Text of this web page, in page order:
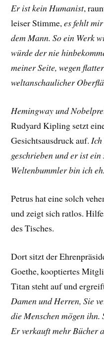
Er ist kein Humanist,
leiser Stimme,es fehlt
dem Mann. So ein Werk
würde der nie
meiner Seite, wegen
weltanschaulicher
Hemingway und
Rudyard Kipling setzt
Gesichtsausdruck auf.
geschrieben und er ist
Weltenbummler bin ich eh.
Petrus hat eine solch
und zeigt sich ratlos.
des Tisches.
Dort sitzt der
Goethe, kooptiertes
Titan steht auf und
Damen und Herren, Sie
die Menschen mögen
Er verkauft mehr Bücher